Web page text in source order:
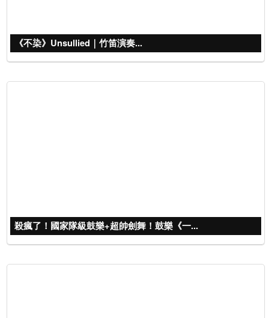
《不染》Unsullied｜竹笛演奏...
殺瘋了！國家隊級鼓樂+超帥劍舞！鼓樂《一...